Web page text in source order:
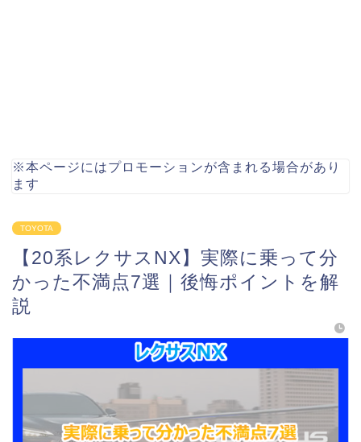
※本ページにはプロモーションが含まれる場合があり
ます
TOYOTA
【20系レクサスNX】実際に乗って分
かった不満点7選｜後悔ポイントを解
説